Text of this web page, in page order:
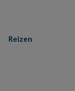
Reizen